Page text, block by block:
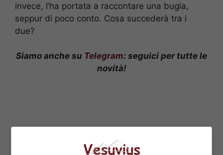
invece, l’ha portata a raccontare una bugia,
seppur di poco conto. Cosa succederà tra i
due?
Siamo anche su Telegram: seguici per tutte le
novità!